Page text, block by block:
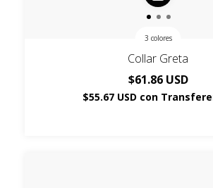
3 colores
Collar Greta
$61.86 USD
$55.67 USD con